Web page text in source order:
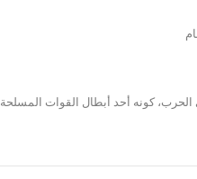
كونه أحد أبطال القوات المسلحة